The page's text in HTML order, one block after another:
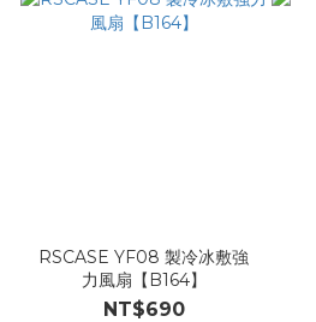
RSCASE YF08 製冷冰敷強
力風扇【B164】
NT$690